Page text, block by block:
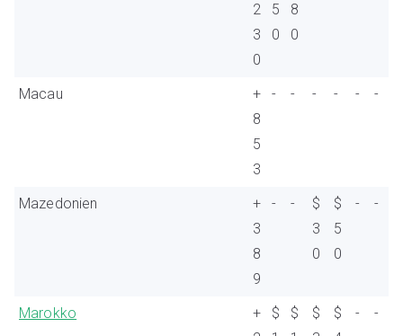
2
3
0
5
0
8
0
Macau
+
8
5
3
- - - - - -
Mazedonien
+
3
8
9
- -
$
3
0
$
5
0
- -
Marokko
+
$
$
$
$
- -